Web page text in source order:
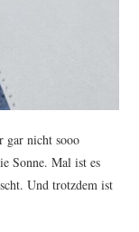
gar nicht sooo
Sonne. Mal ist es
Und trotzdem ist